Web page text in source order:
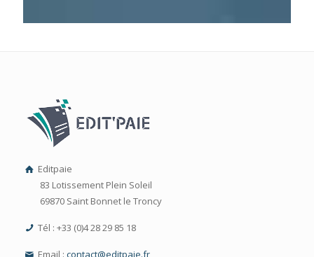
Editpaie
83 Lotissement Plein Soleil
69870 Saint Bonnet le Troncy
Tél : +33 (0)4 28 29 85 18
Email :contact@editpaie.fr